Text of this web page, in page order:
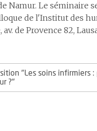
Namur. Le séminaire
de l'Institut des
de Provence 82,
"Les soins infirmiers :
?"